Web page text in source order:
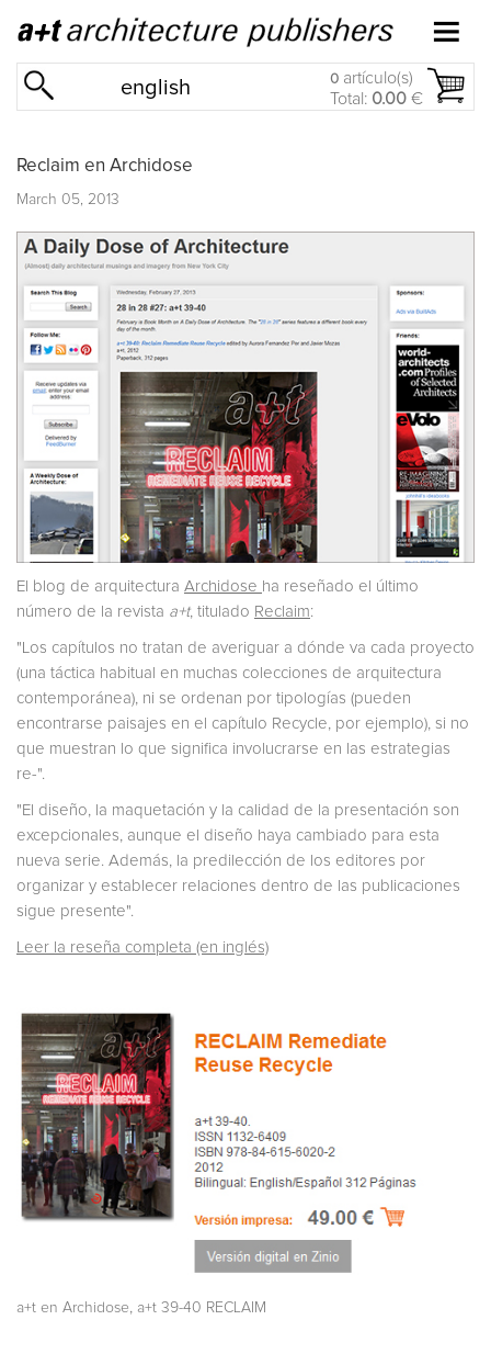
english 0 artículo(s)
Total: 0.00 €
Reclaim en Archidose
March 05, 2013
El blog de arquitectura Archidose ha reseñado el último
número de la revista a+t, titulado Reclaim:
"Los capítulos no tratan de averiguar a dónde va cada proyecto
(una táctica habitual en muchas colecciones de arquitectura
contemporánea), ni se ordenan por tipologías (pueden
encontrarse paisajes en el capítulo Recycle, por ejemplo), si no
que muestran lo que significa involucrarse en las estrategias
re-".
"El diseño, la maquetación y la calidad de la presentación son
excepcionales, aunque el diseño haya cambiado para esta
nueva serie. Además, la predilección de los editores por
organizar y establecer relaciones dentro de las publicaciones
sigue presente".
Leer la reseña completa (en inglés)
a+t en Archidose a+t 39-40 RECLAIM